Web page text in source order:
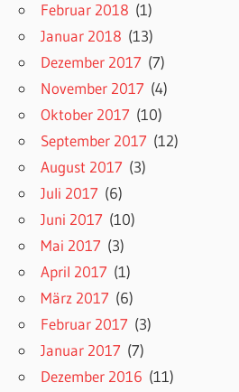
Februar 2018 (1)
Januar 2018 (13)
Dezember 2017 (7)
November 2017 (4)
Oktober 2017 (10)
September 2017 (12)
August 2017 (3)
Juli 2017 (6)
Juni 2017 (10)
Mai 2017 (3)
April 2017 (1)
März 2017 (6)
Februar 2017 (3)
Januar 2017 (7)
Dezember 2016 (11)